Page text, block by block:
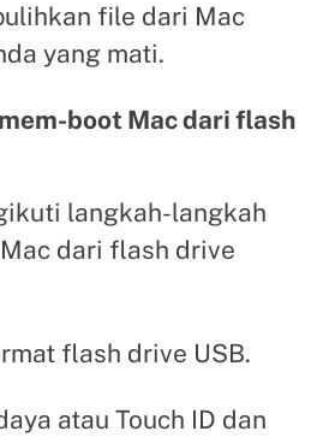
file dari Mac
yang mati.
boot Mac dari flash
langkah-langkah
dari flash drive
flash drive USB.
atau Touch ID dan